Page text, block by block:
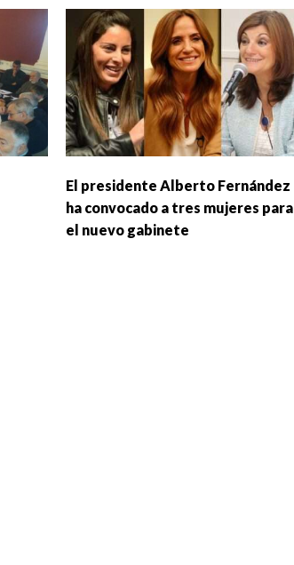
El presidente Alberto Fernández
ha convocado a tres mujeres para
el nuevo gabinete